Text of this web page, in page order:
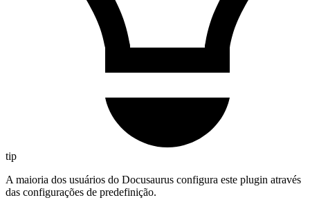
tip
A maioria dos usuários do Docusaurus configura este plugin através
das configurações de predefinição.